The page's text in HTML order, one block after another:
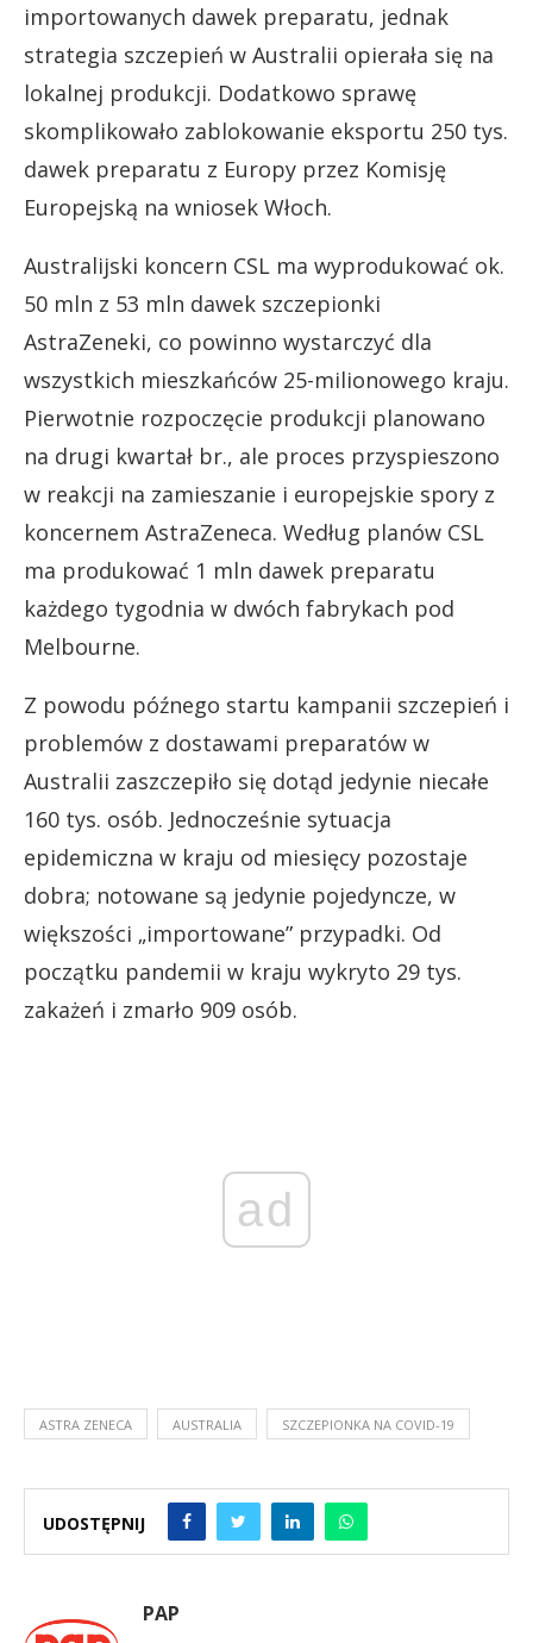
importowanych dawek preparatu, jednak
strategia szczepień w Australii opierała się na
lokalnej produkcji. Dodatkowo sprawę
skomplikowało zablokowanie eksportu 250 tys.
dawek preparatu z Europy przez Komisję
Europejską na wniosek Włoch.
Australijski koncern CSL ma wyprodukować ok.
50 mln z 53 mln dawek szczepionki
AstraZeneki, co powinno wystarczyć dla
wszystkich mieszkańców 25-milionowego kraju.
Pierwotnie rozpoczęcie produkcji planowano
na drugi kwartał br., ale proces przyspieszono
w reakcji na zamieszanie i europejskie spory z
koncernem AstraZeneca. Według planów CSL
ma produkować 1 mln dawek preparatu
każdego tygodnia w dwóch fabrykach pod
Melbourne.
Z powodu późnego startu kampanii szczepień i
problemów z dostawami preparatów w
Australii zaszczepiło się dotąd jedynie niecałe
160 tys. osób. Jednocześnie sytuacja
epidemiczna w kraju od miesięcy pozostaje
dobra; notowane są jedynie pojedyncze, w
większości „importowane” przypadki. Od
początku pandemii w kraju wykryto 29 tys.
zakażeń i zmarło 909 osób.
ad
ASTRA ZENECA AUSTRALIA SZCZEPIONKA NA COVID-19
UDOSTĘPNIJ
PAP